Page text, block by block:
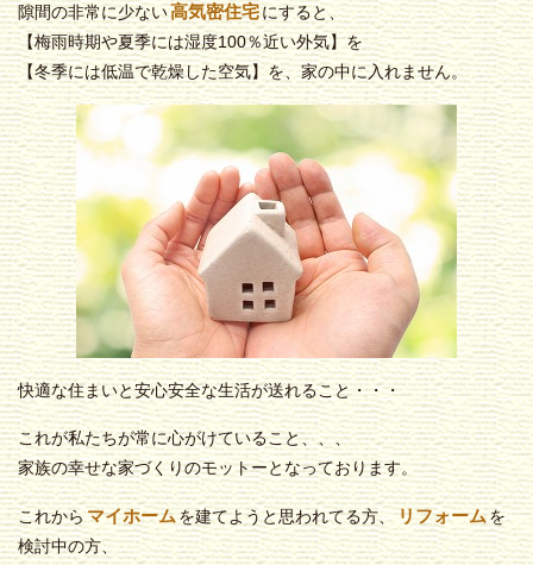
隙間の非常に少ない高気密住宅にすると、
【梅雨時期や夏季には湿度100％近い外気】を
【冬季には低温で乾燥した空気】を、家の中に入れません。
快適な住まいと安心安全な生活が送れること・・・
これが私たちが常に心がけていること、、、
家族の幸せな家づくりのモットーとなっております。
これからマイホーム を建てようと思われてる方、リフォームを
検討中の方、